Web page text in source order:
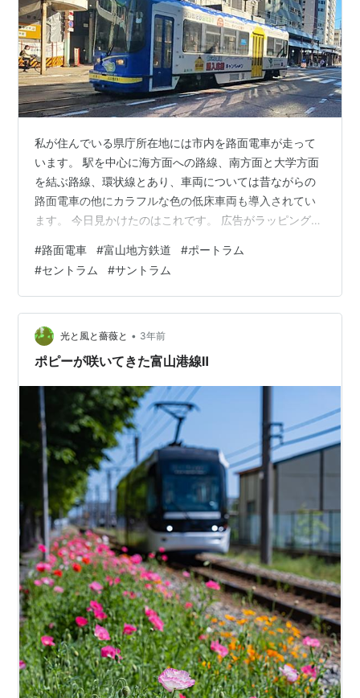
私が住んでいる県庁所在地には市内を路面電車が走って
います。 駅を中心に海方面への路線、南方面と大学方面
を結ぶ路線、環状線とあり、車両については昔ながらの
路面電車の他にカラフルな色の低床車両も導入されてい
ます。 今日見かけたのはこれです。 広告がラッピングさ
順々に掲載したいと思っています。
#路面電車 #富山地方鉄道 #ポートラム
#セントラム #サントラム
光と風と薔薇と • 3年前
ポピーが咲いてきた富山港線Ⅱ